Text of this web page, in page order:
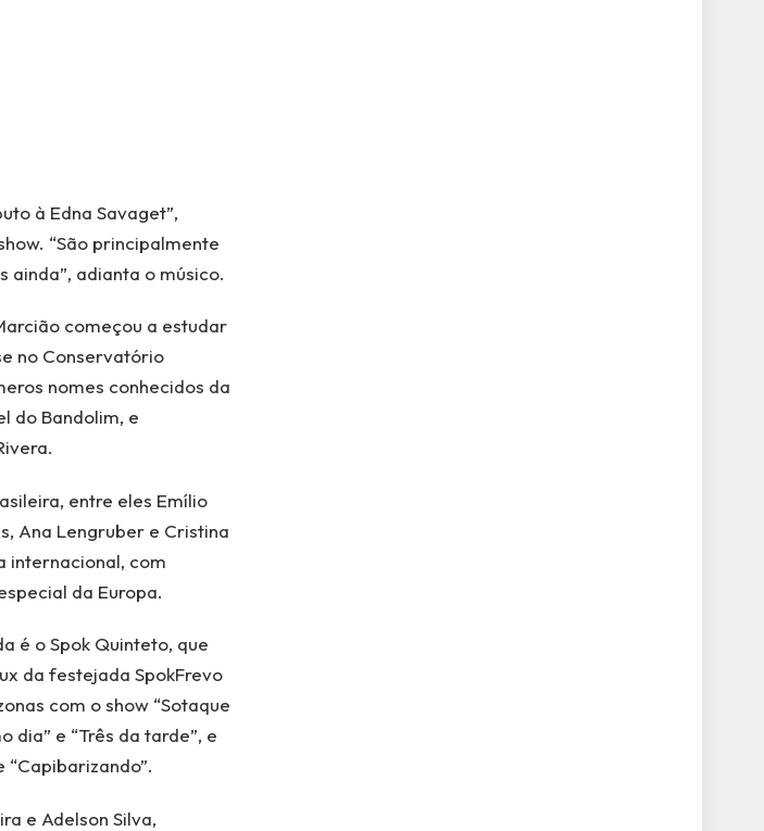
à Edna Savaget”,
“São principalmente
ainda”, adianta o músico.
começou a estudar
no Conservatório
nomes conhecidos da
do Bandolim, e
entre eles Emílio
Ana Lengruber e Cristina
internacional, com
da Europa.
é o Spok Quinteto, que
da festejada SpokFrevo
com o show “Sotaque
dia” e “Três da tarde”, e
e Adelson Silva,